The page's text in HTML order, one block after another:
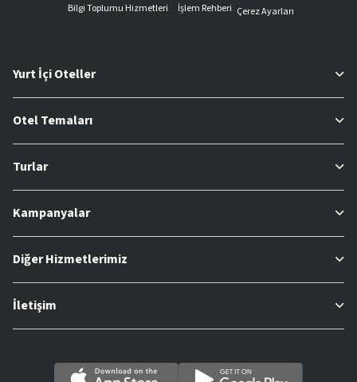
Bilgi Toplumu Hizmetleri
İşlem Rehberi Çerez Ayarları
Yurt İçi Oteller
Otel Temaları
Turlar
Kampanyalar
Diğer Hizmetlerimiz
İletişim